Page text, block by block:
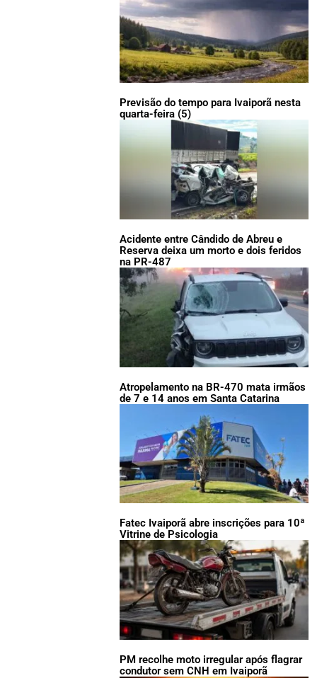
Previsão do tempo para Ivaiporã nesta
quarta-feira (5)
Acidente entre Cândido de Abreu e
Reserva deixa um morto e dois feridos
na PR-487
Atropelamento na BR-470 mata irmãos
de 7 e 14 anos em Santa Catarina
Fatec Ivaiporã abre inscrições para 10ª
Vitrine de Psicologia
PM recolhe moto irregular após flagrar
condutor sem CNH em Ivaiporã